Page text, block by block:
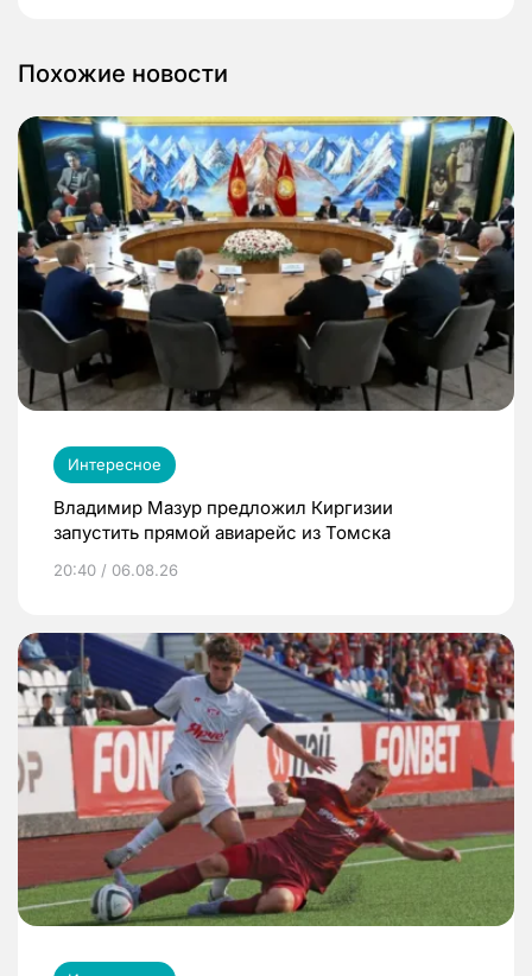
Похожие новости
Интересное
Владимир Мазур предложил Киргизии
запустить прямой авиарейс из Томска
20:40 / 06.08.26